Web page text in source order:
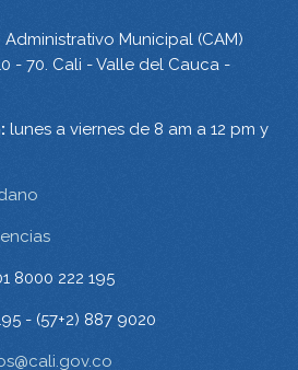
Administrativo Municipal (CAM)
- 70. Cali - Valle del Cauca -
lunes a viernes de 8 am a 12 pm y
8000 222 195
- (57+2) 887 9020